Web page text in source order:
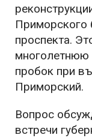
Приморского
проспекта.
многолетнюю
пробок при
Приморский.
Вопрос
встречи